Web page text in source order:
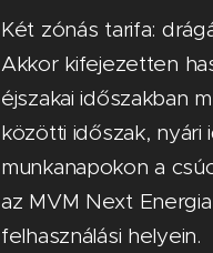
Két zónás tarifa:
Akkor kifejezetten
éjszakai időszakban
közötti időszak,
munkanapokon a
az MVM Next
felhasználási helyein.